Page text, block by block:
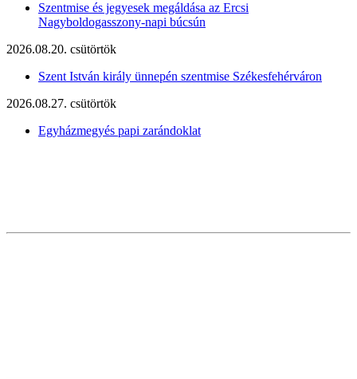
Szentmise és jegyesek megáldása az Ercsi
Nagyboldogasszony-napi búcsún
2026.08.20. csütörtök
Szent István király ünnepén szentmise Székesfehérváron
2026.08.27. csütörtök
Egyházmegyés papi zarándoklat